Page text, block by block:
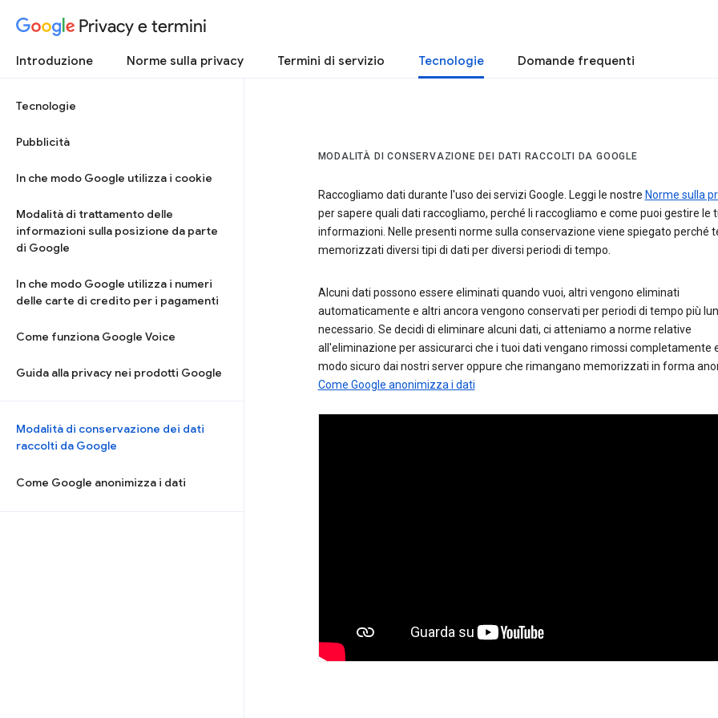
Privacy e termini
Introduzione Norme sulla privacy Termini di servizio Tecnologie Domande frequenti
Tecnologie
Pubblicità
In che modo Google utilizza i cookie
Modalità di trattamento delle
informazioni sulla posizione da parte
di Google
In che modo Google utilizza i numeri
delle carte di credito per i pagamenti
Come funziona Google Voice
Guida alla privacy nei prodotti Google
Modalità di conservazione dei dati
raccolti da Google
Come Google anonimizza i dati
MODALITÀ DI CONSERVAZIONE DEI DATI RACCOLTI DA GOOGLE
Raccogliamo dati durante l'uso dei servizi Google. Leggi le nostre Norme sulla
per sapere quali dati raccogliamo, perché li raccogliamo e come puoi gestire le
informazioni. Nelle presenti norme sulla conservazione viene spiegato perché
memorizzati diversi tipi di dati per diversi periodi di tempo.
Alcuni dati possono essere eliminati quando vuoi, altri vengono eliminati
automaticamente e altri ancora vengono conservati per periodi di tempo più
necessario. Se decidi di eliminare alcuni dati, ci atteniamo a norme relative
all'eliminazione per assicurarci che i tuoi dati vengano rimossi completamente
modo sicuro dai nostri server oppure che rimangano memorizzati in forma
Come Google anonimizza i dati